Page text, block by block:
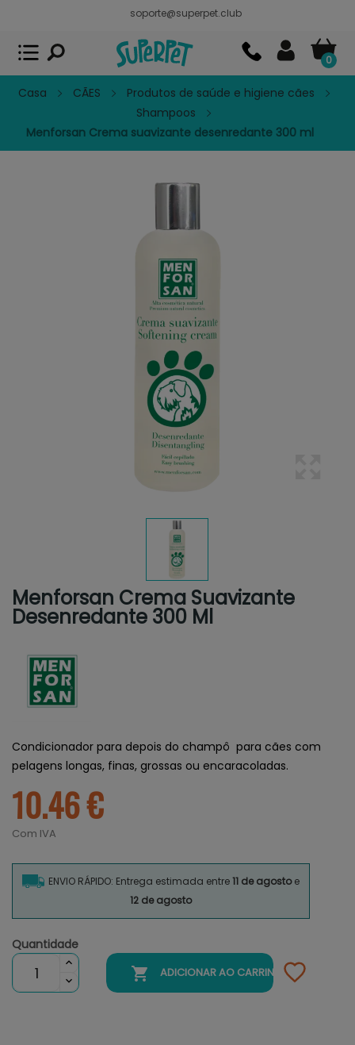
soporte@superpet.club
0
Casa CÃES
Produtos de saúde e higiene cães
Shampoos
Menforsan Crema suavizante desenredante 300 ml
Menforsan Crema Suavizante
Desenredante 300 Ml
Condicionador para depois do champô para cães com
pelagens longas, finas, grossas ou encaracoladas.
10.46 €
Com IVA
ENVIO RÁPIDO: Entrega estimada entre11 de agostoe
12 de agosto
Quantidade
 ADICIONAR AO CARRINHO
Superpet, comida para mascotas
APP GRATIS - En Google Play